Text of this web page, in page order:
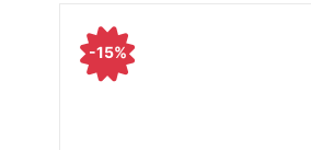
-15%